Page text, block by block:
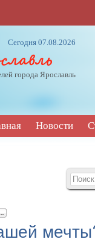
Сегодня 07.08.2026
города Ярославль
Новости